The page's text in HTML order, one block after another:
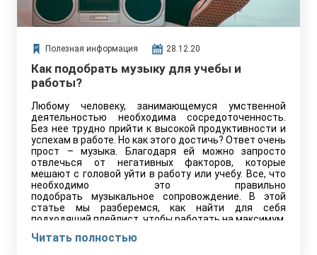
Полезная информация 28.12.20
Как подобрать музыку для учебы и
работы?
Любому человеку, занимающемуся умственной
деятельностью необходима сосредоточенность.
Без нее трудно прийти к высокой продуктивности и
успехам в работе. Но как этого достичь? Ответ очень
прост – музыка. Благодаря ей можно запросто
отвлечься от негативных факторов, которые
мешают с головой уйти в работу или учебу. Все, что
необходимо это правильно
подобрать музыкальное сопровождение. В этой
статье мы разберемся, как найти для себя
подходящий плейлист, чтобы работать на максимум.
Читать полностью